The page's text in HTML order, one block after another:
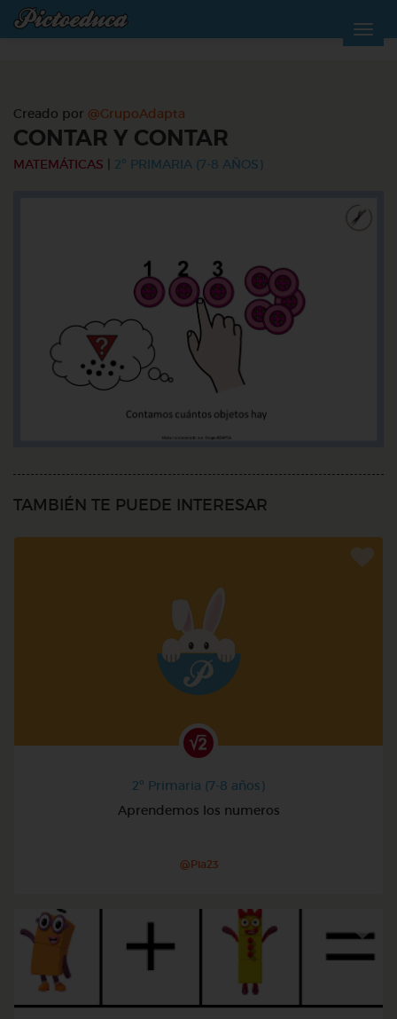
Creado por @GrupoAdapta
CONTAR Y CONTAR
MATEMÁTICAS 2º PRIMARIA (7-8 AÑOS)
TAMBIÉN TE PUEDE INTERESAR
2º Primaria (7-8 años)
Aprendemos los numeros
@Pia23